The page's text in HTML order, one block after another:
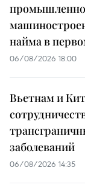
найма в
06/08/2026 18:00
Вьетнам и
заболеваний
06/08/2026 14:35